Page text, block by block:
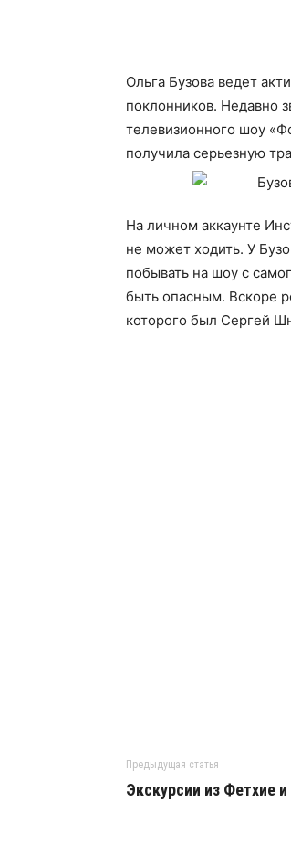
Ольга Бузова ведет
поклонников. Недавно
телевизионного шоу
получила серьезную
На личном аккаунте
не может ходить. У
побывать на шоу с
быть опасным. Вскоре
которого был Сергей
Предыдущая статья
Экскурсии из Фетхие